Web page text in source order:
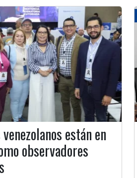
están en
observadores